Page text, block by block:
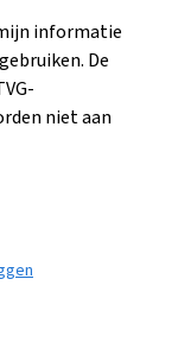
informatie
De
niet aan